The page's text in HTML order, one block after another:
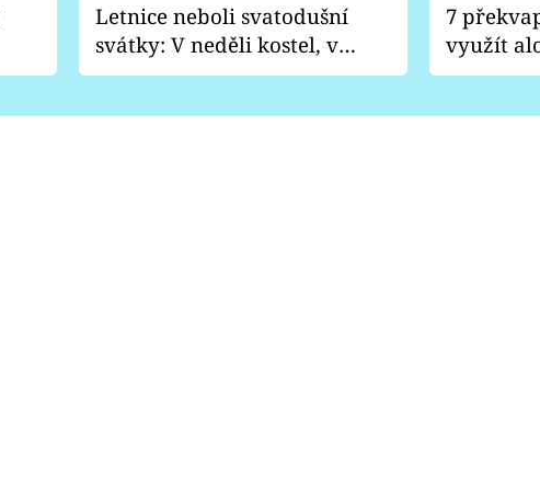
Letnice neboli svatodušní
svátky: V neděli kostel, v
pondělí zábava
7
využít